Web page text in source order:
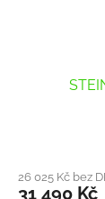
26 025 Kč bez
31 490 Kč